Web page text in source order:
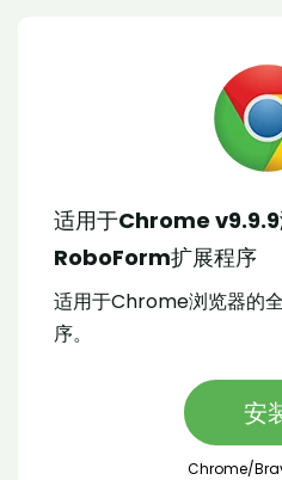
适用于Chrome v9.9.9
RoboForm扩展程序
适用于Chrome浏览器的
序。
安
Chrome/